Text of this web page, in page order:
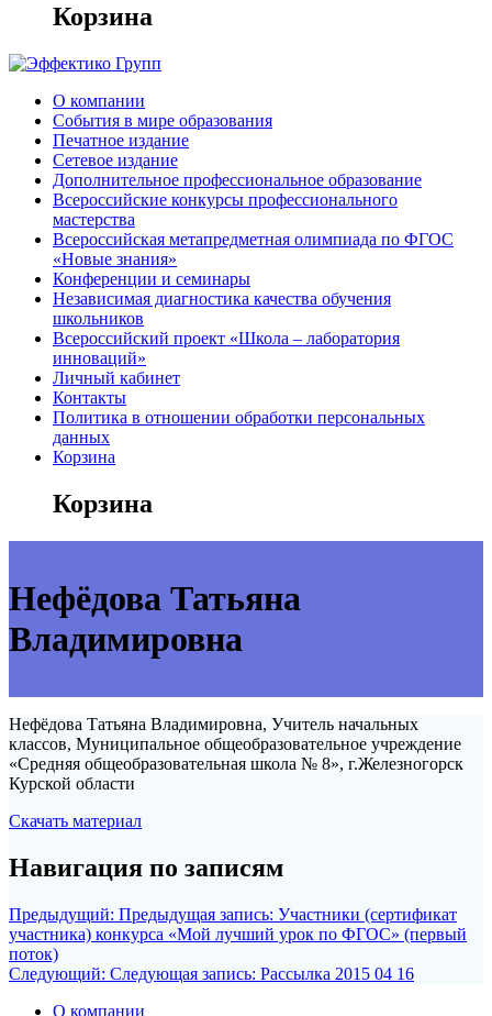
Корзина
О компании
События в мире образования
Печатное издание
Сетевое издание
Дополнительное профессиональное образование
Всероссийские конкурсы профессионального
мастерства
Всероссийская метапредметная олимпиада по ФГОС
«Новые знания»
Конференции и семинары
Независимая диагностика качества обучения
школьников
Всероссийский проект «Школа – лаборатория
инноваций»
Личный кабинет
Контакты
Политика в отношении обработки персональных
данных
Корзина
Корзина
Нефёдова Татьяна
Владимировна
Нефёдова Татьяна Владимировна, Учитель начальных
классов, Муниципальное общеобразовательное учреждение
«Средняя общеобразовательная школа № 8», г.Железногорск
Курской области
Скачать материал
Навигация по записям
Предыдущий: Предыдущая запись: Участники (сертификат
участника) конкурса «Мой лучший урок по ФГОС» (первый
поток)
Следующий: Следующая запись: Рассылка 2015 04 16
О компании